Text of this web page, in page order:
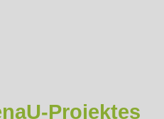
Projektes